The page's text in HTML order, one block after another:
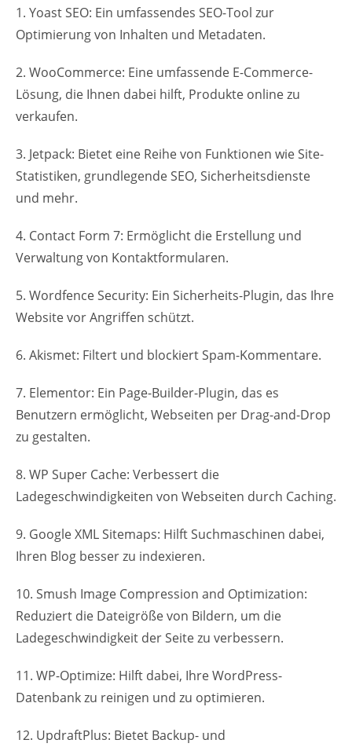
1. Yoast SEO: Ein umfassendes SEO-Tool zur
Optimierung von Inhalten und Metadaten.
2. WooCommerce: Eine umfassende E-Commerce-
Lösung, die Ihnen dabei hilft, Produkte online zu
verkaufen.
3. Jetpack: Bietet eine Reihe von Funktionen wie Site-
Statistiken, grundlegende SEO, Sicherheitsdienste
und mehr.
4. Contact Form 7: Ermöglicht die Erstellung und
Verwaltung von Kontaktformularen.
5. Wordfence Security: Ein Sicherheits-Plugin, das Ihre
Website vor Angriffen schützt.
6. Akismet: Filtert und blockiert Spam-Kommentare.
7. Elementor: Ein Page-Builder-Plugin, das es
Benutzern ermöglicht, Webseiten per Drag-and-Drop
zu gestalten.
8. WP Super Cache: Verbessert die
Ladegeschwindigkeiten von Webseiten durch Caching.
9. Google XML Sitemaps: Hilft Suchmaschinen dabei,
Ihren Blog besser zu indexieren.
10. Smush Image Compression and Optimization:
Reduziert die Dateigröße von Bildern, um die
Ladegeschwindigkeit der Seite zu verbessern.
11. WP-Optimize: Hilft dabei, Ihre WordPress-
Datenbank zu reinigen und zu optimieren.
12. UpdraftPlus: Bietet Backup- und